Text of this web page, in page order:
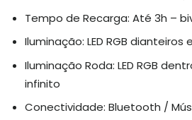
Tempo de Recarga: Até 3h –
Iluminação: LED RGB dianteiros
Iluminação Roda: LED RGB
infinito
Conectividade: Bluetooth /